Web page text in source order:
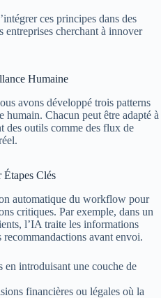
ces principes dans des
cherchant à innover
Humaine
avons développé trois patterns
Chacun peut être adapté à
des outils comme des flux de
Clés
automatique du workflow pour
critiques. Par exemple, dans un
l’IA traite les informations
avant envoi.
en introduisant une couche de
financières ou légales où la